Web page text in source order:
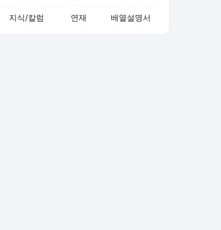
지식/칼럼 연재 배열설명서